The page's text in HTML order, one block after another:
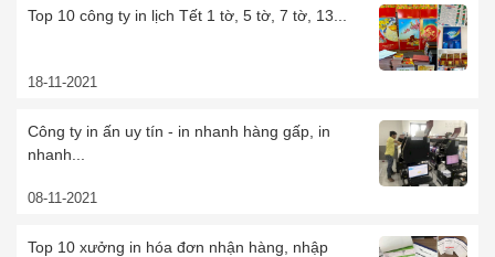
Top 10 công ty in lịch Tết 1 tờ, 5 tờ, 7 tờ, 13...
18-11-2021
Công ty in ấn uy tín - in nhanh hàng gấp, in
nhanh...
08-11-2021
Top 10 xưởng in hóa đơn nhận hàng, nhập